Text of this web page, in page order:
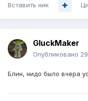
Вставить ник
GluckMaker
Опубликовано
Блин, нидо было вчера